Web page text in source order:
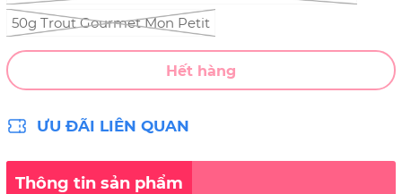
50g Trout Gourmet Mon Petit
Hết hàng
ƯU ĐÃI LIÊN QUAN
Thông tin sản phẩm